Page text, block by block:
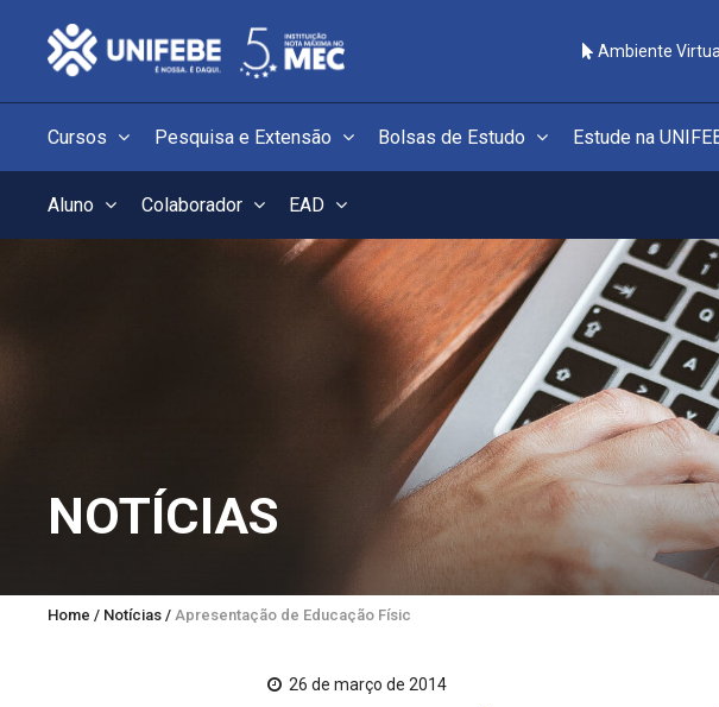
Ambiente Virtual
Cursos Pesquisa e Extensão Bolsas de Estudo Estude na
Aluno Colaborador EAD
NOTÍCIAS
Home / Notícias / Apresentação de Educação Física traz saúde coletiva como tema
26 de março de 2014